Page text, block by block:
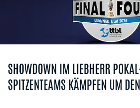
SHOWDOWN IM LIEBHERR
SPITZENTEAMS KÄMPFEN UM